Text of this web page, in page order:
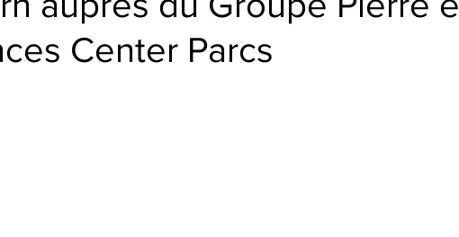
Center Parcs